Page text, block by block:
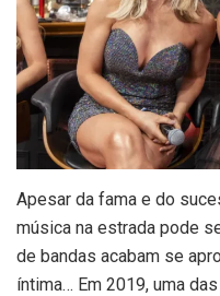
Apesar da fama e do
música na estrada pode
de bandas acabam se
íntima… Em 2019, uma